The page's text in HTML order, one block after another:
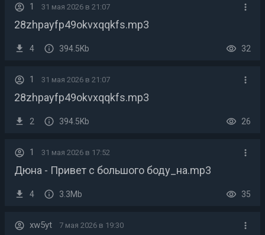
1 31 мая 2026 в 21:07
28zhpayfp49okvxqqkfs.mp3
4 394.5Kb 32
1 31 мая 2026 в 21:07
28zhpayfp49okvxqqkfs.mp3
2 394.5Kb 26
1 31 мая 2026 в 17:52
Дюна - Привет с большого боду_на.mp3
4 3.3Mb 35
xw5yt 7 мая 2026 в 19:30